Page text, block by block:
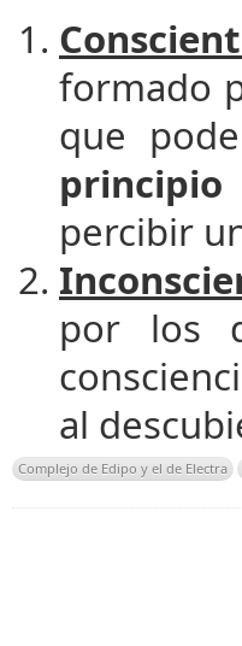
formado
que
principio
percibir
por los
al
Complejo de Edipo y el de Electra